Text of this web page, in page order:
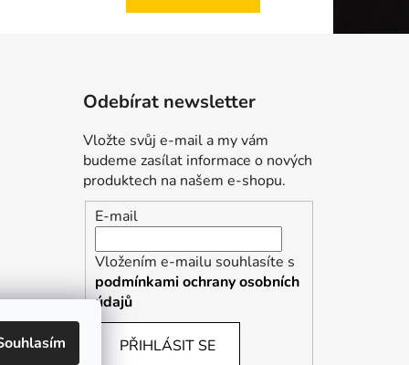
Odebírat newsletter
Vložte svůj e-mail a my vám
budeme zasílat informace o nových
produktech na našem e-shopu.
E-mail
Vložením e-mailu souhlasíte s
podmínkami ochrany osobních
údajů
PŘIHLÁSIT SE